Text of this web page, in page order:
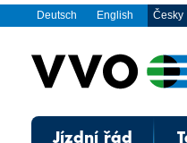
Deutsch English Česky
Jízdní řád